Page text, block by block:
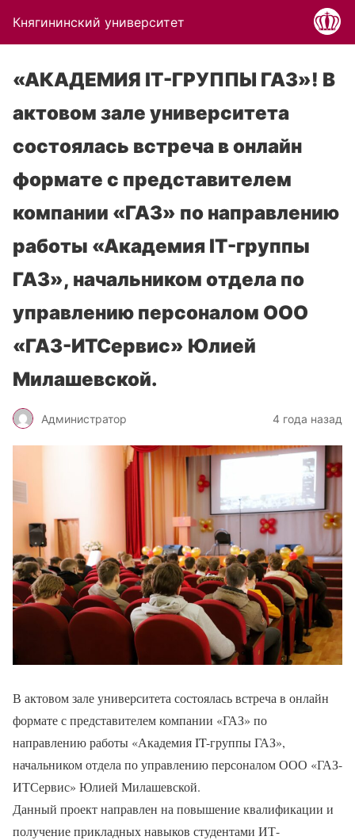
Княгининский университет
«АКАДЕМИЯ IT-ГРУППЫ ГАЗ»! В
актовом зале университета
состоялась встреча в онлайн
формате с представителем
компании «ГАЗ» по направлению
работы «Академия IT-группы
ГАЗ», начальником отдела по
управлению персоналом ООО
«ГАЗ-ИТСервис» Юлией
Милашевской.
Администратор 4 года назад
В актовом зале университета состоялась встреча в онлайн
формате с представителем компании «ГАЗ» по
направлению работы «Академия IT-группы ГАЗ»,
начальником отдела по управлению персоналом ООО «ГАЗ-
ИТСервис» Юлией Милашевской.
Данный проект направлен на повышение квалификации и
получение прикладных навыков студентами ИТ-